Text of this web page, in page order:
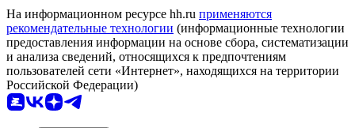
На информационном ресурсе hh.ru применяются
рекомендательные технологии (информационные технологии
предоставления информации на основе сбора, систематизации
и анализа сведений, относящихся к предпочтениям
пользователей сети «Интернет», находящихся на территории
Российской Федерации)